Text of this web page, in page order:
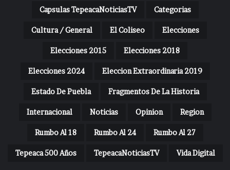
Capsulas TepeacaNoticiasTV Categorias
Cultura / General El Coliseo Elecciones
Elecciones 2015 Elecciones 2018
Elecciones 2024 Eleccion Extraordinaria 2019
Estado De Puebla Fragmentos De La Historia
Internacional Noticias Opinion Region
Rumbo Al 18 Rumbo Al 24 Rumbo Al 27
Tepeaca 500 Años TepeacaNoticiasTV Vida Digital